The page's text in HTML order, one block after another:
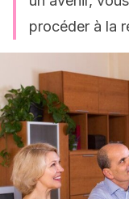
procéder à la